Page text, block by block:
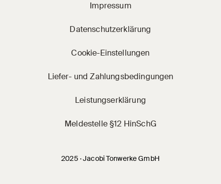
2025 · Jacobi Tonwerke GmbH
Impressum
Datenschutzerklärung
Cookie-Einstellungen
Liefer- und Zahlungsbedingungen
Leistungserklärung
Meldestelle §12 HinSchG